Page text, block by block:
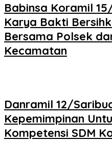
Babinsa Koramil
Karya Bakti
Bersama Polsek
Kecamatan
Danramil 12/
Kepemimpinan
Kompetensi SDM